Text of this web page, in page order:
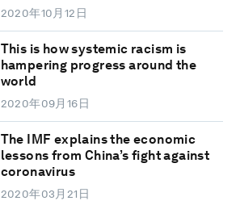
2020年10月12日
This is how systemic racism is
hampering progress around the
world
2020年09月16日
The IMF explains the economic
lessons from China’s fight against
coronavirus
2020年03月21日